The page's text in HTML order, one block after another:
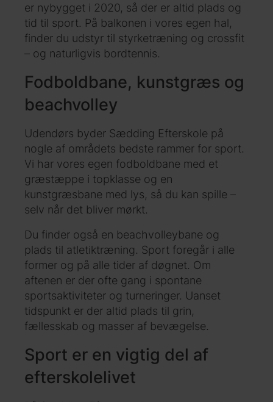
er nybygget i 2020, så der er altid plads og
tid til sport. På balkonen i vores egen hal,
finder du udstyr til styrketræning og crossfit
– og naturligvis bordtennis.
Fodboldbane, kunstgræs og
beachvolley
Udendørs byder Sædding Efterskole på
nogle af områdets bedste rammer for sport.
Vi har vores egen fodboldbane med et
græstæppe i topklasse og en
kunstgræsbane med lys, så du kan spille –
selv når det bliver mørkt.
Du finder også en beachvolleybane og
plads til atletiktræning. Sport foregår i alle
former og på alle tider af døgnet. Om
aftenen er der ofte gang i spontane
sportsaktiviteter og turneringer. Uanset
tidspunkt er der altid plads til grin,
fællesskab og masser af bevægelse.
Sport er en vigtig del af
efterskolelivet